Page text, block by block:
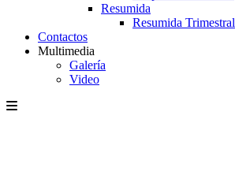
Resumida
Resumida Trimestral
Contactos
Multimedia
Galería
Video